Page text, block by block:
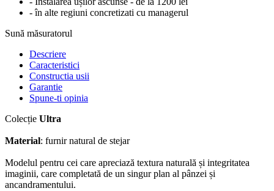
- în alte regiuni concretizati cu managerul
Sună măsuratorul
Descriere
Caracteristici
Constructia usii
Garantie
Spune-ti opinia
Colecție Ultra
Material: furnir natural de stejar
Modelul pentru cei care apreciază textura naturală și integritatea
imaginii, care completată de un singur plan al pânzei și
ancandramentului.